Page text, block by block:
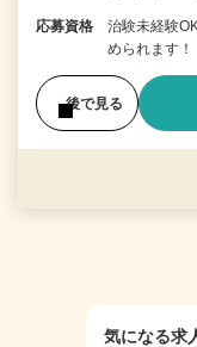
応募資格
治験未経験
められます！
後で見る
気になる求